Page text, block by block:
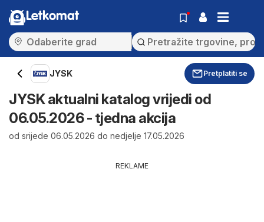
Letkomat
JYSK Pretplatiti se
JYSK aktualni katalog vrijedi od
06.05.2026 - tjedna akcija
od srijede 06.05.2026 do nedjelje 17.05.2026
REKLAME